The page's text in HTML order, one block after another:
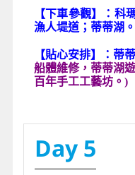
【下車參觀】：科
漁人堤道；蒂蒂湖。
【貼心安排】：蒂
船體維修， 蒂蒂湖
百年手工工藝坊。)
Day 5